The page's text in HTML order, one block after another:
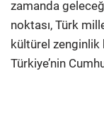
zamanda
noktası, Türk
kültürel zenginlik
Türkiye’nin